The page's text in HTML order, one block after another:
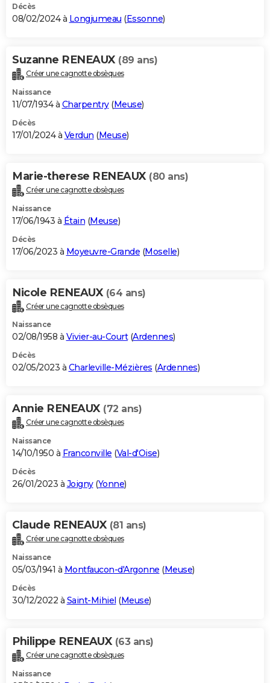
Décès
08/02/2024 à Longjumeau (Essonne)
Suzanne RENEAUX (89 ans)
Créer une cagnotte obsèques
Naissance
11/07/1934 à Charpentry(Meuse)
Décès
17/01/2024 à Verdun (Meuse)
Marie-therese RENEAUX (80 ans)
Créer une cagnotte obsèques
Naissance
17/06/1943 à Étain (Meuse)
Décès
17/06/2023 à Moyeuvre-Grande (Moselle)
Nicole RENEAUX (64 ans)
Créer une cagnotte obsèques
Naissance
02/08/1958 à Vivier-au-Court(Ardennes)
Décès
02/05/2023 à Charleville-Mézières (Ardennes)
Annie RENEAUX (72 ans)
Créer une cagnotte obsèques
Naissance
14/10/1950 à Franconville (Val-d'Oise)
Décès
26/01/2023 à Joigny(Yonne)
Claude RENEAUX (81 ans)
Créer une cagnotte obsèques
Naissance
05/03/1941 à Montfaucon-d'Argonne (Meuse)
Décès
30/12/2022 à Saint-Mihiel (Meuse)
Philippe RENEAUX (63 ans)
Créer une cagnotte obsèques
Naissance